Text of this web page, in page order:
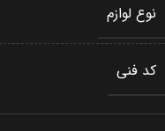
نوع لوازم
کد فنی